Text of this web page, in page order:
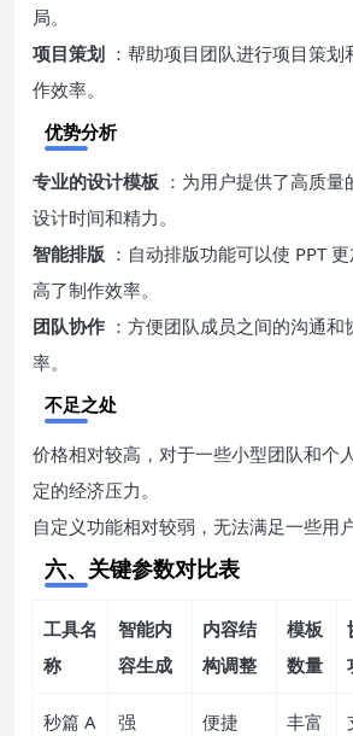
局。
项目策划 ：帮助项目团队进行项目策
作效率。
优势分析
专业的设计模板 ：为用户提供了高质
设计时间和精力。
智能排版 ：自动排版功能可以使 PPT
高了制作效率。
团队协作 ：方便团队成员之间的沟通
率。
不足之处
价格相对较高，对于一些小型团队和个
定的经济压力。
自定义功能相对较弱，无法满足一些用
六、关键参数对比表
工具名
称
智能内
容生成
内容结
构调整
模板
数量
秒篇 A 强 便捷 丰富